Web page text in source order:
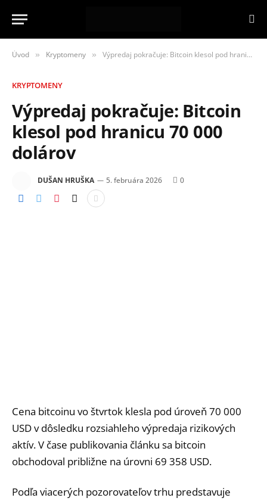
Úvod » Kryptomeny » Výpredaj pokračuje: Bitcoin klesol pod hranicu 70 000 dolárov
KRYPTOMENY
Výpredaj pokračuje: Bitcoin
klesol pod hranicu 70 000
dolárov
DUŠAN HRUŠKA 5. februára 2026 0
Cena bitcoinu vo štvrtok klesla pod úroveň 70 000
USD v dôsledku rozsiahleho výpredaja rizikových
aktív. V čase publikovania článku sa bitcoin
obchodoval približne na úrovni 69 358 USD.
Podľa viacerých pozorovateľov trhu predstavuje